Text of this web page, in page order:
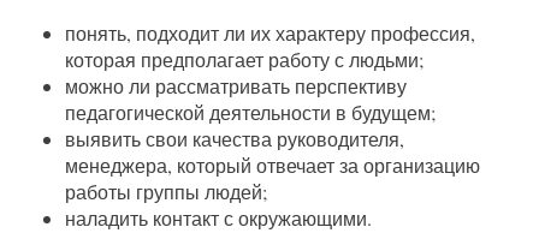
понять, подходит ли их характеру профессия,
которая предполагает работу с людьми;
можно ли рассматривать перспективу
педагогической деятельности в будущем;
выявить свои качества руководителя,
менеджера, который отвечает за организацию
работы группы людей;
наладить контакт с окружающими.